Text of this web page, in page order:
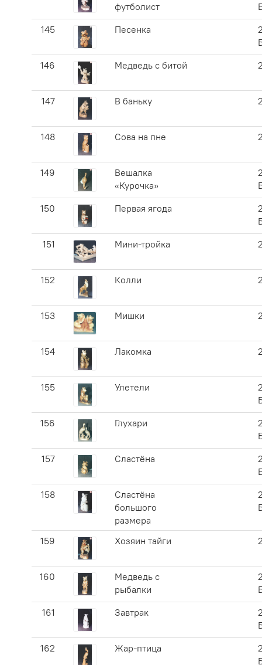
футболист
145
Песенка
146
Медведь с битой
147 В баньку
148 Сова на пне
149
Вешалка
«Курочка»
150
Первая ягода
151
Мини-тройка
152 Колли
153 Мишки
154 Лакомка
155 Улетели
156
Глухари
157
Сластёна
158
Сластёна
большого
размера
159 Хозяин тайги
160
Медведь с
рыбалки
161
Завтрак
162
Жар-птица